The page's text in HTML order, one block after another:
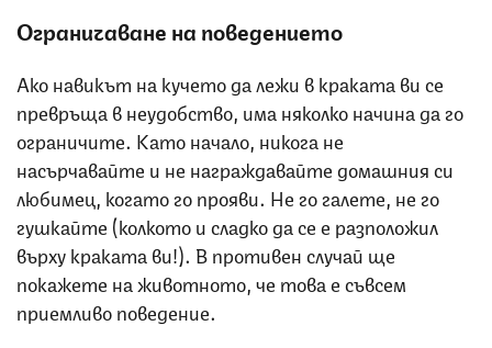
Ограничаване на поведението
Ако навикът на кучето да лежи в краката ви се
превръща в неудобство, има няколко начина да го
ограничите. Като начало, никога не
насърчавайте и не награждавайте домашния си
любимец, когато го прояви. Не го галете, не го
гушкайте (колкото и сладко да се е разположил
върху краката ви!). В противен случай ще
покажете на животното, че това е съвсем
приемливо поведение.